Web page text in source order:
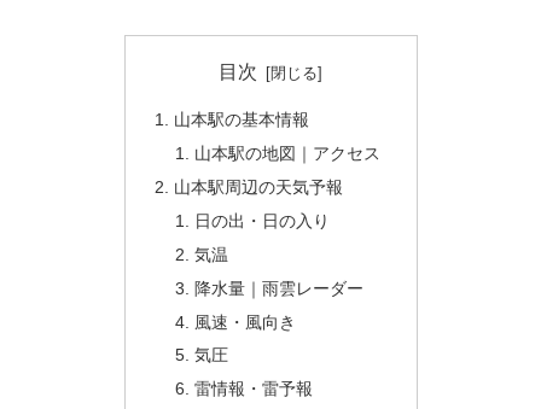
目次
山本駅の基本情報
山本駅の地図｜アクセス
山本駅周辺の天気予報
日の出・日の入り
気温
降水量｜雨雲レーダー
風速・風向き
気圧
雷情報・雷予報